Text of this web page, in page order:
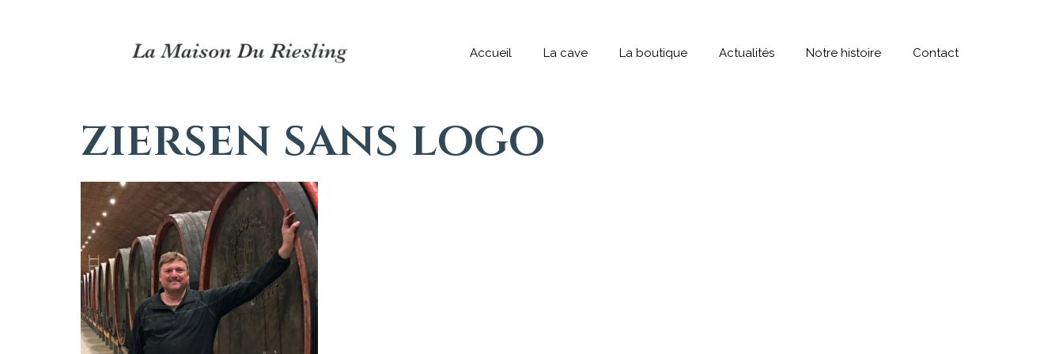
Accueil La cave La boutique Actualités Notre histoire Contact
ziersen sans logo